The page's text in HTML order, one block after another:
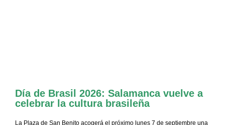
Día de Brasil 2026: Salamanca vuelve a
celebrar la cultura brasileña
La Plaza de San Benito acogerá el próximo lunes 7 de septiembre una